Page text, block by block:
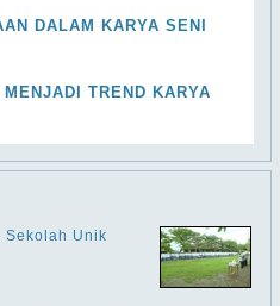
DALAM KARYA SENI
TREND KARYA
Sekolah Unik